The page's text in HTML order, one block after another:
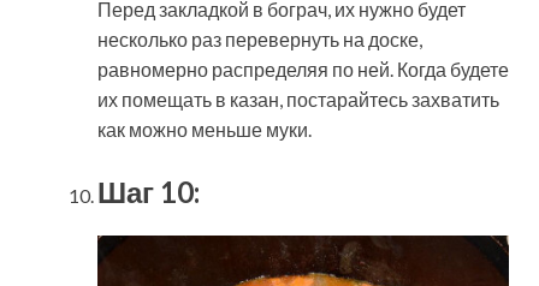
Перед закладкой в бограч, их нужно будет
несколько раз перевернуть на доске,
равномерно распределяя по ней. Когда будете
их помещать в казан, постарайтесь захватить
как можно меньше муки.
Шаг 10: